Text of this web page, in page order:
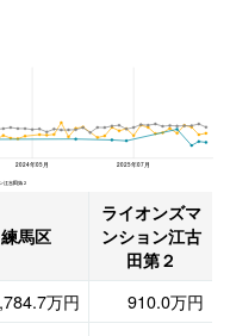
2024年05月 2025年07月
古田第２
練馬区
ライオンズマ
ンション江古
田第２
万円
910.0万円